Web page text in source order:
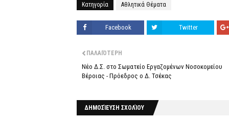
Κατηγορία Αθλητικά Θέματα
Facebook Twitter
ΠΑΛΑΙΌΤΕΡΗ
Νέο Δ.Σ. στο Σωματείο Εργαζομένων Νοσοκομείου
Βέροιας - Πρόεδρος ο Δ. Τσέκας
ΔΗΜΟΣΊΕΥΣΗ ΣΧΟΛΊΟΥ